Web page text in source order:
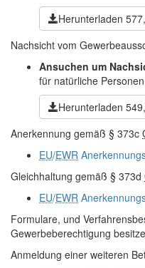
Herunterladen
Nachsicht vom
Ansuchen um
für natürliche
Herunterladen
Anerkennung gemäß § 373c
EU/EWR
Gleichhaltung gemäß § 373d
EU/EWR
Formulare, und
Gewerbeberechtigung
Anmeldung einer weiteren